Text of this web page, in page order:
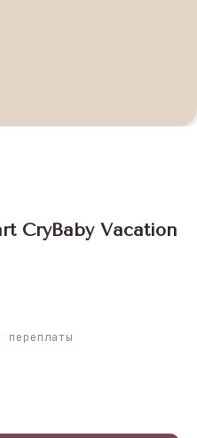
CryBaby Vacation
переплаты